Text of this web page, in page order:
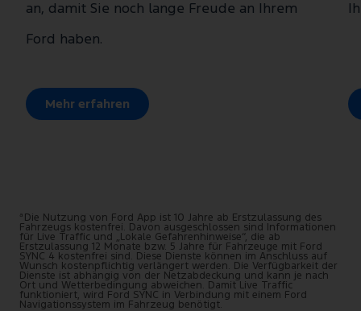
an, damit Sie noch lange Freude an Ihrem
Ford haben.
Mehr erfahren
a Die Nutzung von Ford App ist 10 Jahre ab Erstzulassung des
Fahrzeugs kostenfrei. Davon ausgeschlossen sind Informationen
für Live Traffic und „Lokale Gefahrenhinweise“, die ab
Erstzulassung 12 Monate bzw. 5 Jahre für Fahrzeuge mit Ford
SYNC 4 kostenfrei sind. Diese Dienste können im Anschluss auf
Wunsch kostenpflichtig verlängert werden. Die Verfügbarkeit der
Dienste ist abhängig von der Netzabdeckung und kann je nach
Ort und Wetterbedingung abweichen. Damit Live Traffic
funktioniert, wird Ford SYNC in Verbindung mit einem Ford
Navigationssystem im Fahrzeug benötigt.